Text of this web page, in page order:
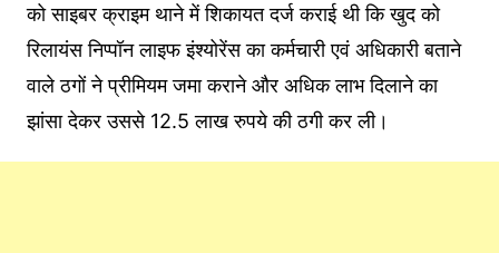
को साइबर क्राइम थाने में शिकायत दर्ज कराई थी कि खुद को
रिलायंस निप्पॉन लाइफ इंश्योरेंस का कर्मचारी एवं अधिकारी बताने
वाले ठगों ने प्रीमियम जमा कराने और अधिक लाभ दिलाने का
झांसा देकर उससे 12.5 लाख रुपये की ठगी कर ली।